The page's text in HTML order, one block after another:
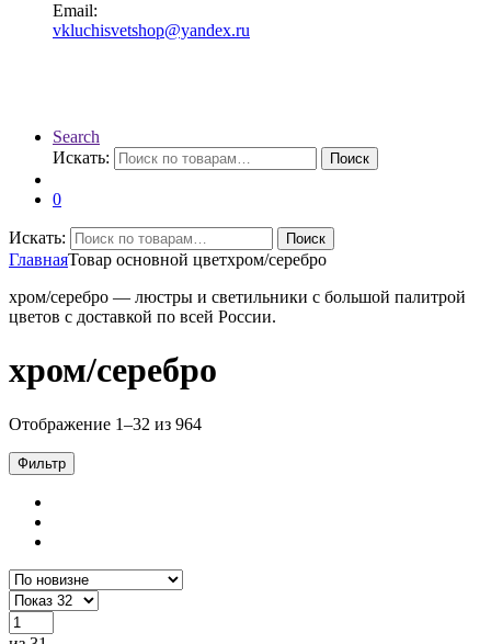
Email:
vkluchisvetshop@yandex.ru
Search
Искать:
Поиск
0
Искать: Поиск
ГлавнаяТовар основной цветхром/серебро
хром/серебро — люстры и светильники с большой палитрой
цветов с доставкой по всей России.
хром/серебро
Отображение 1–32 из 964
Фильтр